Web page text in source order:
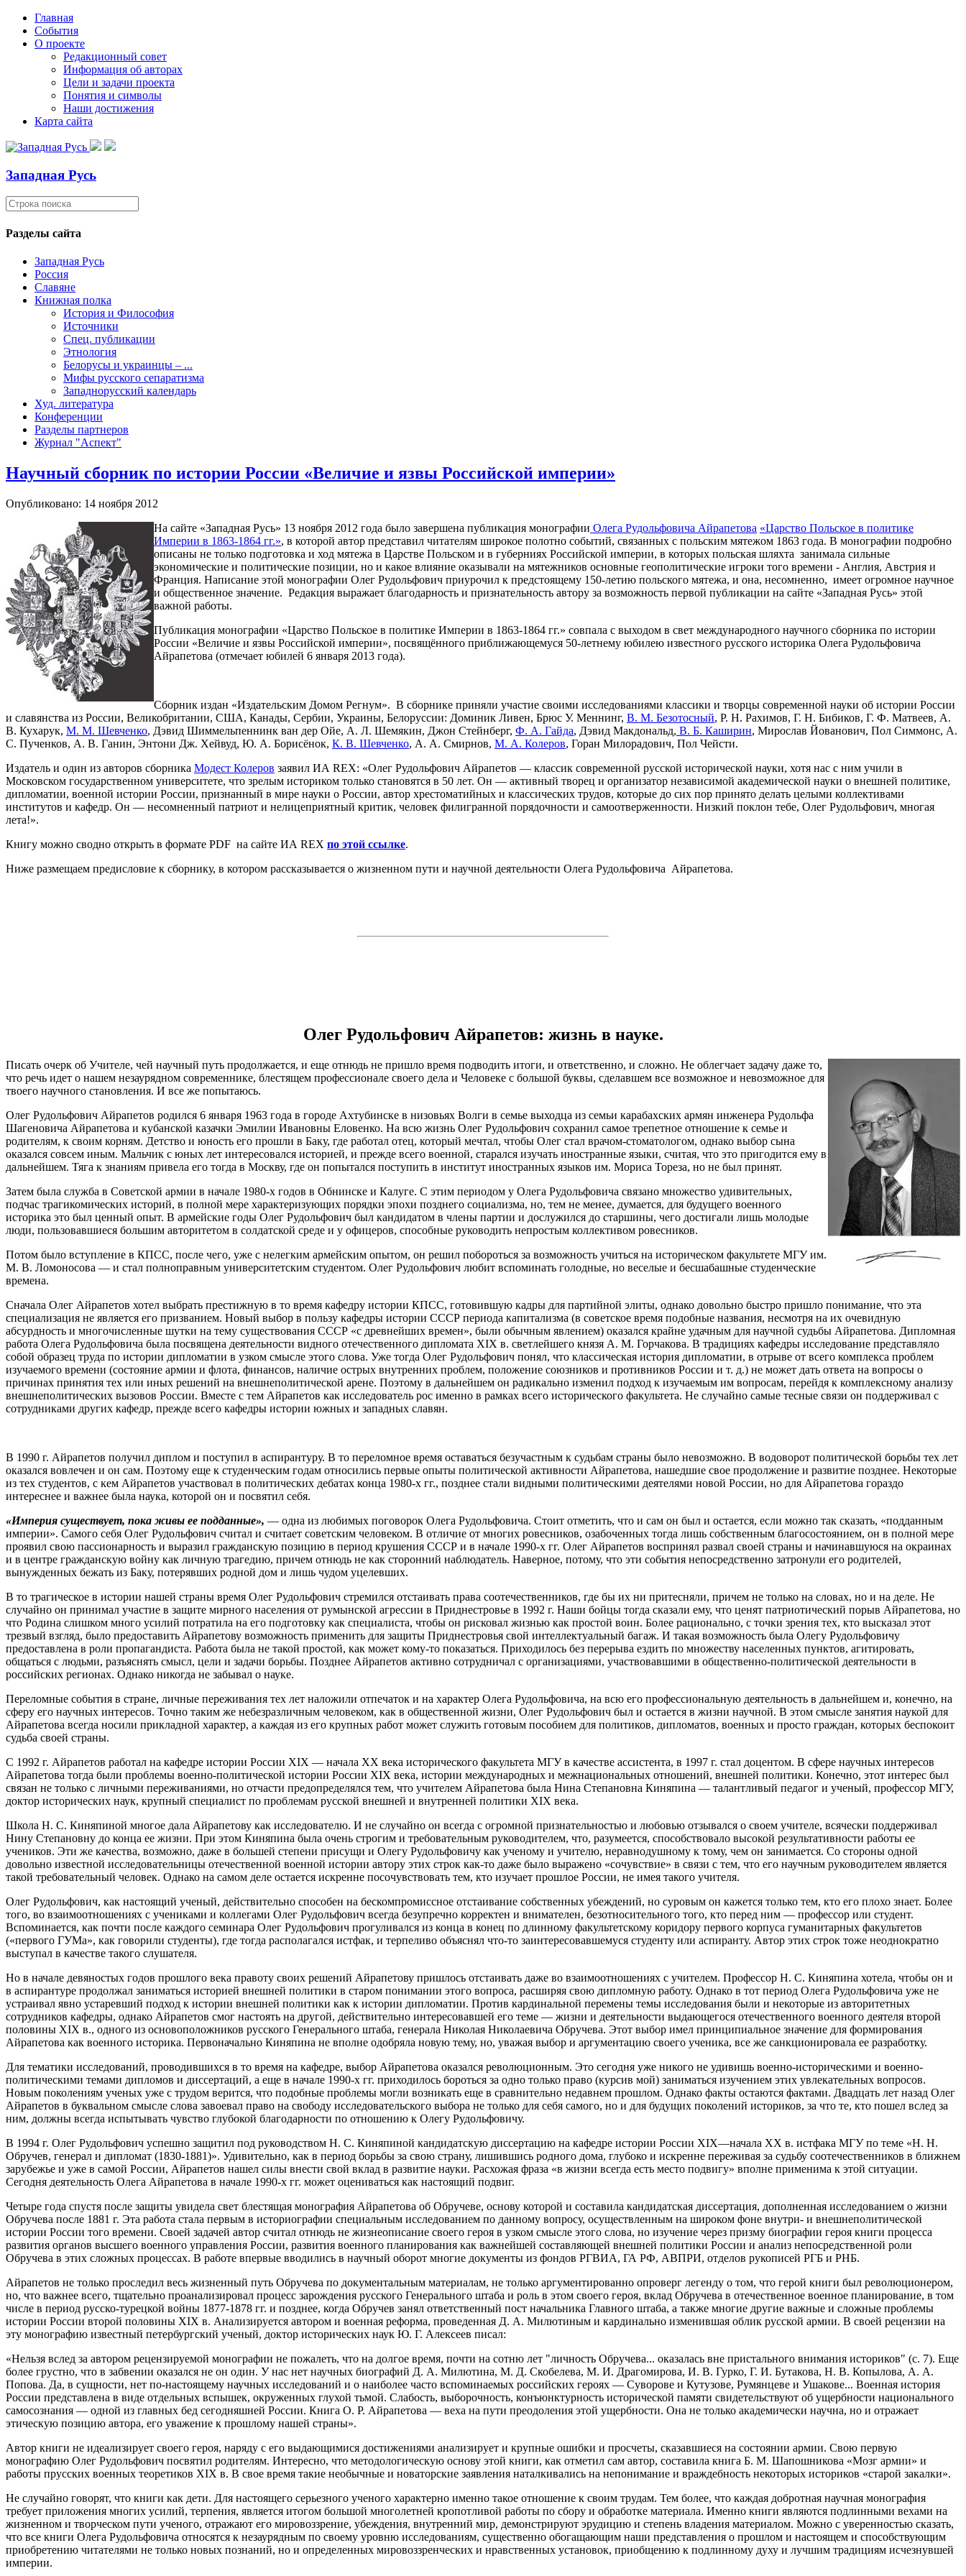
Главная
События
О проекте
Редакционный совет
Информация об авторах
Цели и задачи проекта
Понятия и символы
Наши достижения
Карта сайта
Западная Русь
Разделы сайта
Западная Русь
Россия
Славяне
Книжная полка
История и Философия
Источники
Спец. публикации
Этнология
Белорусы и украинцы – ...
Мифы русского сепаратизма
Западнорусский календарь
Худ. литература
Конференции
Разделы партнеров
Журнал "Аспект"
Научный сборник по истории России «Величие и язвы Российской империи»
Опубликовано: 14 ноября 2012
На сайте «Западная Русь» 13 ноября 2012 года было завершена публикация монографии Олега Рудольфовича Айрапетова «Царство Польское в политике
Империи в 1863-1864 гг.», в которой автор представил читателям широкое полотно событий, связанных с польским мятежом 1863 года. В монографии подробно
описаны не только подготовка и ход мятежа в Царстве Польском и в губерниях Российской империи, в которых польская шляхта занимала сильные
экономические и политические позиции, но и какое влияние оказывали на мятежников основные геополитические игроки того времени - Англия, Австрия и
Франция. Написание этой монографии Олег Рудольфович приурочил к предстоящему 150-летию польского мятежа, и она, несомненно, имеет огромное научное
и общественное значение. Редакция выражает благодарность и признательность автору за возможность первой публикации на сайте «Западная Русь» этой
важной работы.
Публикация монографии «Царство Польское в политике Империи в 1863-1864 гг.» совпала с выходом в свет международного научного сборника по истории
России «Величие и язвы Российской империи», посвящённого приближающемуся 50-летнему юбилею известного русского историка Олега Рудольфовича
Айрапетова (отмечает юбилей 6 января 2013 года).
Сборник издан «Издательским Домом Регнум». В сборнике приняли участие своими исследованиями классики и творцы современной науки об истории России
и славянства из России, Великобритании, США, Канады, Сербии, Украины, Белоруссии: Доминик Ливен, Брюс У. Меннинг, В. М. Безотосный, Р. Н. Рахимов, Г. Н. Бибиков, Г. Ф. Матвеев, А.
В. Кухарук, М. М. Шевченко, Дэвид Шиммельпеннинк ван дер Ойе, А. Л. Шемякин, Джон Стейнберг, Ф. А. Гайда, Дэвид Макдональд, В. Б. Каширин, Мирослав Йованович, Пол Симмонс, А.
С. Пученков, А. В. Ганин, Энтони Дж. Хейвуд, Ю. А. Борисёнок, К. В. Шевченко, А. А. Смирнов, М. А. Колеров, Горан Милорадович, Пол Чейсти.
Издатель и один из авторов сборника Модест Колеров заявил ИА REX: «Олег Рудольфович Айрапетов — классик современной русской исторической науки, хотя нас с ним учили в
Московском государственном университете, что зрелым историком только становятся в 50 лет. Он — активный творец и организатор независимой академической науки о внешней политике,
дипломатии, военной истории России, признанный в мире науки о России, автор хрестоматийных и классических трудов, которые до сих пор принято делать целыми коллективами
институтов и кафедр. Он — несомненный патриот и нелицеприятный критик, человек филигранной порядочности и самоотверженности. Низкий поклон тебе, Олег Рудольфович, многая
лета!».
Книгу можно сводно открыть в формате PDF на сайте ИА REX по этой ссылке.
Ниже размещаем предисловие к сборнику, в котором рассказывается о жизненном пути и научной деятельности Олега Рудольфовича Айрапетова.
Олег Рудольфович Айрапетов: жизнь в науке.
Писать очерк об Учителе, чей научный путь продолжается, и еще отнюдь не пришло время подводить итоги, и ответственно, и сложно. Не облегчает задачу даже то,
что речь идет о нашем незаурядном современнике, блестящем профессионале своего дела и Человеке с большой буквы, сделавшем все возможное и невозможное для
твоего научного становления. И все же попытаюсь.
Олег Рудольфович Айрапетов родился 6 января 1963 года в городе Ахтубинске в низовьях Волги в семье выходца из семьи карабахских армян инженера Рудольфа
Шагеновича Айрапетова и кубанской казачки Эмилии Ивановны Еловенко. На всю жизнь Олег Рудольфович сохранил самое трепетное отношение к семье и
родителям, к своим корням. Детство и юность его прошли в Баку, где работал отец, который мечтал, чтобы Олег стал врачом-стоматологом, однако выбор сына
оказался совсем иным. Мальчик с юных лет интересовался историей, и прежде всего военной, старался изучать иностранные языки, считая, что это пригодится ему в
дальнейшем. Тяга к знаниям привела его тогда в Москву, где он попытался поступить в институт иностранных языков им. Мориса Тореза, но не был принят.
Затем была служба в Советской армии в начале 1980-х годов в Обнинске и Калуге. С этим периодом у Олега Рудольфовича связано множество удивительных,
подчас трагикомических историй, в полной мере характеризующих порядки эпохи позднего социализма, но, тем не менее, думается, для будущего военного
историка это был ценный опыт. В армейские годы Олег Рудольфович был кандидатом в члены партии и дослужился до старшины, чего достигали лишь молодые
люди, пользовавшиеся большим авторитетом в солдатской среде и у офицеров, способные руководить непростым коллективом ровесников.
Потом было вступление в КПСС, после чего, уже с нелегким армейским опытом, он решил побороться за возможность учиться на историческом факультете МГУ им.
М. В. Ломоносова — и стал полноправным университетским студентом. Олег Рудольфович любит вспоминать голодные, но веселые и бесшабашные студенческие
времена.
Сначала Олег Айрапетов хотел выбрать престижную в то время кафедру истории КПСС, готовившую кадры для партийной элиты, однако довольно быстро пришло понимание, что эта
специализация не является его призванием. Новый выбор в пользу кафедры истории СССР периода капитализма (в советское время подобные названия, несмотря на их очевидную
абсурдность и многочисленные шутки на тему существования СССР «с древнейших времен», были обычным явлением) оказался крайне удачным для научной судьбы Айрапетова. Дипломная
работа Олега Рудольфовича была посвящена деятельности видного отечественного дипломата XIX в. светлейшего князя А. М. Горчакова. В традициях кафедры исследование представляло
собой образец труда по истории дипломатии в узком смысле этого слова. Уже тогда Олег Рудольфович понял, что классическая история дипломатии, в отрыве от всего комплекса проблем
изучаемого времени (состояние армии и флота, финансов, наличие острых внутренних проблем, положение союзников и противников России и т. д.) не может дать ответа на вопросы о
причинах принятия тех или иных решений на внешнеполитической арене. Поэтому в дальнейшем он радикально изменил подход к изучаемым им вопросам, перейдя к комплексному анализу
внешнеполитических вызовов России. Вместе с тем Айрапетов как исследователь рос именно в рамках всего исторического факультета. Не случайно самые тесные связи он поддерживал с
сотрудниками других кафедр, прежде всего кафедры истории южных и западных славян.
В 1990 г. Айрапетов получил диплом и поступил в аспирантуру. В то переломное время оставаться безучастным к судьбам страны было невозможно. В водоворот политической борьбы тех лет
оказался вовлечен и он сам. Поэтому еще к студенческим годам относились первые опыты политической активности Айрапетова, нашедшие свое продолжение и развитие позднее. Некоторые
из тех студентов, с кем Айрапетов участвовал в политических дебатах конца 1980-х гг., позднее стали видными политическими деятелями новой России, но для Айрапетова гораздо
интереснее и важнее была наука, которой он и посвятил себя.
«Империя существует, пока живы ее подданные», — одна из любимых поговорок Олега Рудольфовича. Стоит отметить, что и сам он был и остается, если можно так сказать, «подданным
империи». Самого себя Олег Рудольфович считал и считает советским человеком. В отличие от многих ровесников, озабоченных тогда лишь собственным благосостоянием, он в полной мере
проявил свою пассионарность и выразил гражданскую позицию в период крушения СССР и в начале 1990-х гг. Олег Айрапетов воспринял развал своей страны и начинавшуюся на окраинах
и в центре гражданскую войну как личную трагедию, причем отнюдь не как сторонний наблюдатель. Наверное, потому, что эти события непосредственно затронули его родителей,
вынужденных бежать из Баку, потерявших родной дом и лишь чудом уцелевших.
В то трагическое в истории нашей страны время Олег Рудольфович стремился отстаивать права соотечественников, где бы их ни притесняли, причем не только на словах, но и на деле. Не
случайно он принимал участие в защите мирного населения от румынской агрессии в Приднестровье в 1992 г. Наши бойцы тогда сказали ему, что ценят патриотический порыв Айрапетова, но
что Родина слишком много усилий потратила на его подготовку как специалиста, чтобы он рисковал жизнью как простой воин. Более рационально, с точки зрения тех, кто высказал этот
трезвый взгляд, было предоставить Айрапетову возможность применить для защиты Приднестровья свой интеллектуальный багаж. И такая возможность была Олегу Рудольфовичу
предоставлена в роли пропагандиста. Работа была не такой простой, как может кому-то показаться. Приходилось без перерыва ездить по множеству населенных пунктов, агитировать,
общаться с людьми, разъяснять смысл, цели и задачи борьбы. Позднее Айрапетов активно сотрудничал с организациями, участвовавшими в общественно-политической деятельности в
российских регионах. Однако никогда не забывал о науке.
Переломные события в стране, личные переживания тех лет наложили отпечаток и на характер Олега Рудольфовича, на всю его профессиональную деятельность в дальнейшем и, конечно, на
сферу его научных интересов. Точно таким же небезразличным человеком, как в общественной жизни, Олег Рудольфович был и остается в жизни научной. В этом смысле занятия наукой для
Айрапетова всегда носили прикладной характер, а каждая из его крупных работ может служить готовым пособием для политиков, дипломатов, военных и просто граждан, которых беспокоит
судьба своей страны.
С 1992 г. Айрапетов работал на кафедре истории России XIX — начала ХХ века исторического факультета МГУ в качестве ассистента, в 1997 г. стал доцентом. В сфере научных интересов
Айрапетова тогда были проблемы военно-политической истории России XIX века, истории международных и межнациональных отношений, внешней политики. Конечно, этот интерес был
связан не только с личными переживаниями, но отчасти предопределялся тем, что учителем Айрапетова была Нина Степановна Киняпина — талантливый педагог и ученый, профессор МГУ,
доктор исторических наук, крупный специалист по проблемам русской внешней и внутренней политики XIX века.
Школа Н. С. Киняпиной многое дала Айрапетову как исследователю. И не случайно он всегда с огромной признательностью и любовью отзывался о своем учителе, всячески поддерживал
Нину Степановну до конца ее жизни. При этом Киняпина была очень строгим и требовательным руководителем, что, разумеется, способствовало высокой результативности работы ее
учеников. Эти же качества, возможно, даже в большей степени присущи и Олегу Рудольфовичу как ученому и учителю, неравнодушному к тому, чем он занимается. Со стороны одной
довольно известной исследовательницы отечественной военной истории автору этих строк как-то даже было выражено «сочувствие» в связи с тем, что его научным руководителем является
такой требовательный человек. Однако на самом деле остается искренне посочувствовать тем, кто изучает прошлое России, не имея такого учителя.
Олег Рудольфович, как настоящий ученый, действительно способен на бескомпромиссное отстаивание собственных убеждений, но суровым он кажется только тем, кто его плохо знает. Более
того, во взаимоотношениях с учениками и коллегами Олег Рудольфович всегда безупречно корректен и внимателен, безотносительного того, кто перед ним — профессор или студент.
Вспоминается, как почти после каждого семинара Олег Рудольфович прогуливался из конца в конец по длинному факультетскому коридору первого корпуса гуманитарных факультетов
(«первого ГУМа», как говорили студенты), где тогда располагался истфак, и терпеливо объяснял что-то заинтересовавшемуся студенту или аспиранту. Автор этих строк тоже неоднократно
выступал в качестве такого слушателя.
Но в начале девяностых годов прошлого века правоту своих решений Айрапетову пришлось отстаивать даже во взаимоотношениях с учителем. Профессор Н. С. Киняпина хотела, чтобы он и
в аспирантуре продолжал заниматься историей внешней политики в старом понимании этого вопроса, расширяя свою дипломную работу. Однако в тот период Олега Рудольфовича уже не
устраивал явно устаревший подход к истории внешней политики как к истории дипломатии. Против кардинальной перемены темы исследования были и некоторые из авторитетных
сотрудников кафедры, однако Айрапетов смог настоять на другой, действительно интересовавшей его теме — жизни и деятельности выдающегося отечественного военного деятеля второй
половины XIX в., одного из основоположников русского Генерального штаба, генерала Николая Николаевича Обручева. Этот выбор имел принципиальное значение для формирования
Айрапетова как военного историка. Первоначально Киняпина не вполне одобряла новую тему, но, уважая выбор и аргументацию своего ученика, все же санкционировала ее разработку.
Для тематики исследований, проводившихся в то время на кафедре, выбор Айрапетова оказался революционным. Это сегодня уже никого не удивишь военно-историческими и военно-
политическими темами дипломов и диссертаций, а еще в начале 1990-х гг. приходилось бороться за одно только право (курсив мой) заниматься изучением этих увлекательных вопросов.
Новым поколениям ученых уже с трудом верится, что подобные проблемы могли возникать еще в сравнительно недавнем прошлом. Однако факты остаются фактами. Двадцать лет назад Олег
Айрапетов в буквальном смысле слова завоевал право на свободу исследовательского выбора не только для себя самого, но и для будущих поколений историков, за что те, кто пошел вслед за
ним, должны всегда испытывать чувство глубокой благодарности по отношению к Олегу Рудольфовичу.
В 1994 г. Олег Рудольфович успешно защитил под руководством Н. С. Киняпиной кандидатскую диссертацию на кафедре истории России XIX—начала ХХ в. истфака МГУ по теме «Н. Н.
Обручев, генерал и дипломат (1830-1881)». Удивительно, как в период борьбы за свою страну, лишившись родного дома, глубоко и искренне переживая за судьбу соотечественников в ближнем
зарубежье и уже в самой России, Айрапетов нашел силы внести свой вклад в развитие науки. Расхожая фраза «в жизни всегда есть место подвигу» вполне применима к этой ситуации.
Сегодня деятельность Олега Айрапетова в начале 1990-х гг. может оцениваться как настоящий подвиг.
Четыре года спустя после защиты увидела свет блестящая монография Айрапетова об Обручеве, основу которой и составила кандидатская диссертация, дополненная исследованием о жизни
Обручева после 1881 г. Эта работа стала первым в историографии специальным исследованием по данному вопросу, осуществленным на широком фоне внутри- и внешнеполитической
истории России того времени. Своей задачей автор считал отнюдь не жизнеописание своего героя в узком смысле этого слова, но изучение через призму биографии героя книги процесса
развития органов высшего военного управления России, развития военного планирования как важнейшей составляющей внешней политики России и анализ непосредственной роли
Обручева в этих сложных процессах. В работе впервые вводились в научный оборот многие документы из фондов РГВИА, ГА РФ, АВПРИ, отделов рукописей РГБ и РНБ.
Айрапетов не только проследил весь жизненный путь Обручева по документальным материалам, не только аргументированно опроверг легенду о том, что герой книги был революционером,
но, что важнее всего, тщательно проанализировал процесс зарождения русского Генерального штаба и роль в этом своего героя, вклад Обручева в отечественное военное планирование, в том
числе в период русско-турецкой войны 1877-1878 гг. и позднее, когда Обручев занял ответственный пост начальника Главного штаба, а также многие другие важные и сложные проблемы
истории России второй половины XIX в. Анализируется автором и военная реформа, проведенная Д. А. Милютиным и кардинально изменившая облик русской армии. В своей рецензии на
эту монографию известный петербургский ученый, доктор исторических наук Ю. Г. Алексеев писал:
«Нельзя вслед за автором рецензируемой монографии не пожалеть, что на долгое время, почти на сотню лет "личность Обручева... оказалась вне пристального внимания историков" (с. 7). Еще
более грустно, что в забвении оказался не он один. У нас нет научных биографий Д. А. Милютина, М. Д. Скобелева, М. И. Драгомирова, И. В. Гурко, Г. И. Бутакова, Н. В. Копылова, А. А.
Попова. Да, в сущности, нет по-настоящему научных исследований и о наиболее часто вспоминаемых российских героях — Суворове и Кутузове, Румянцеве и Ушакове... Военная история
России представлена в виде отдельных вспышек, окруженных глухой тьмой. Слабость, выборочность, конъюнктурность исторической памяти свидетельствуют об ущербности национального
самосознания — одной из главных бед сегодняшней России. Книга О. Р. Айрапетова — веха на пути преодоления этой ущербности. Она не только академически научна, но и отражает
этическую позицию автора, его уважение к прошлому нашей страны».
Автор книги не идеализирует своего героя, наряду с его выдающимися достижениями анализирует и крупные ошибки и просчеты, сказавшиеся на состоянии армии. Свою первую
монографию Олег Рудольфович посвятил родителям. Интересно, что методологическую основу этой книги, как отметил сам автор, составила книга Б. М. Шапошникова «Мозг армии» и
работы прусских военных теоретиков XIX в. В свое время такие необычные и новаторские заявления наталкивались на непонимание и враждебность некоторых историков «старой закалки».
Не случайно говорят, что книги как дети. Для настоящего серьезного ученого характерно именно такое отношение к своим трудам. Тем более, что каждая добротная научная монография
требует приложения многих усилий, терпения, является итогом большой многолетней кропотливой работы по сбору и обработке материала. Именно книги являются подлинными вехами на
жизненном и творческом пути ученого, отражают его мировоззрение, убеждения, внутренний мир, демонстрируют эрудицию и степень владения материалом. Можно с уверенностью сказать,
что все книги Олега Рудольфовича относятся к незаурядным по своему уровню исследованиям, существенно обогащающим наши представления о прошлом и настоящем и способствующим
приобретению читателями не только новых познаний, но и определенных мировоззренческих и нравственных установок, приобщению к подлинному духу и лучшим традициям исчезнувшей
империи.